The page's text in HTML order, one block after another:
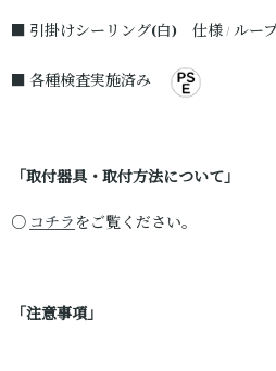
■ 引掛けシーリング(白) 仕様 / ルー
■ 各種検査実施済み
「取付器具・取付方法について」
○コチラをご覧ください。
「注意事項」